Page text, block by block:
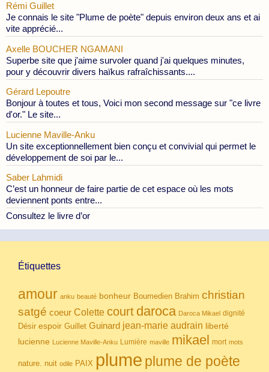
Rémi Guillet
Je connais le site "Plume de poète" depuis environ deux ans et ai
vite apprécié...
Axelle BOUCHER NGAMANI
Superbe site que j'aime survoler quand j'ai quelques minutes,
pour y découvrir divers haïkus rafraîchissants....
Gérard Lepoutre
Bonjour à toutes et tous, Voici mon second message sur "ce livre
d'or." Le site...
Lucienne Maville-Anku
Un site exceptionnellement bien conçu et convivial qui permet le
développement de soi par le...
Saber Lahmidi
C’est un honneur de faire partie de cet espace où les mots
deviennent ponts entre...
Consultez le livre d’or
Étiquettes
amour anku beauté bonheur Boumedien Brahim christian
satgé coeur Colette court daroca Daroca Mikael dignité
Désir espoir Guillet Guinard jean-marie audrain liberté
lucienne Lucienne Maville-Anku Lumière maville mikael mort mots
nature. nuit odile PAIX plume plume de poète